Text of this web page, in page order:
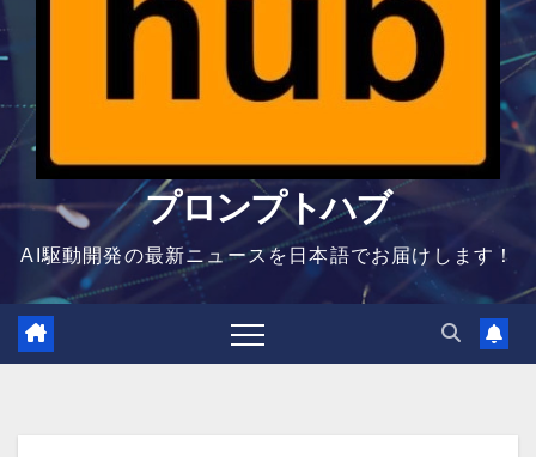
プロンプトハブ
AI駆動開発の最新ニュースを日本語でお届けします！